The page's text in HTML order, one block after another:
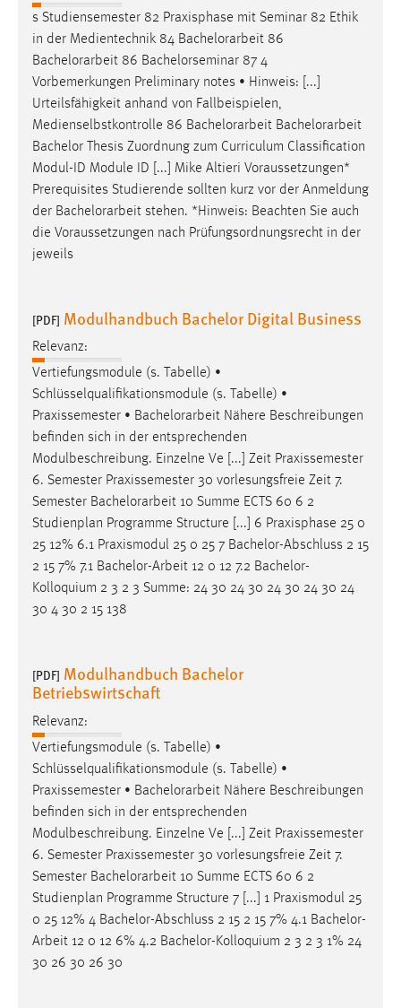
s Studiensemester 82 Praxisphase mit Seminar 82 Ethik
in der Medientechnik 84 Bachelorarbeit 86
Bachelorarbeit 86 Bachelorseminar 87 4
Vorbemerkungen Preliminary notes • Hinweis: [...]
Urteilsfähigkeit anhand von Fallbeispielen,
Medienselbstkontrolle 86 Bachelorarbeit Bachelorarbeit
Bachelor Thesis Zuordnung zum Curriculum Classification
Modul-ID Module ID [...] Mike Altieri Voraussetzungen*
Prerequisites Studierende sollten kurz vor der Anmeldung
der Bachelorarbeit stehen. *Hinweis: Beachten Sie auch
die Voraussetzungen nach Prüfungsordnungsrecht in der
jeweils
[PDF] Modulhandbuch Bachelor Digital Business
Relevanz:
Vertiefungsmodule (s. Tabelle) •
Schlüsselqualifikationsmodule (s. Tabelle) •
Praxissemester • Bachelorarbeit Nähere Beschreibungen
befinden sich in der entsprechenden
Modulbeschreibung. Einzelne Ve [...] Zeit Praxissemester
6. Semester Praxissemester 30 vorlesungsfreie Zeit 7.
Semester Bachelorarbeit 10 Summe ECTS 60 6 2
Studienplan Programme Structure [...] 6 Praxisphase 25 0
25 12% 6.1 Praxismodul 25 0 25 7 Bachelor-Abschluss 2 15
2 15 7% 7.1 Bachelor-Arbeit 12 0 12 7.2 Bachelor-
Kolloquium 2 3 2 3 Summe: 24 30 24 30 24 30 24 30 24
30 4 30 2 15 138
[PDF] Modulhandbuch Bachelor
Betriebswirtschaft
Relevanz:
Vertiefungsmodule (s. Tabelle) •
Schlüsselqualifikationsmodule (s. Tabelle) •
Praxissemester • Bachelorarbeit Nähere Beschreibungen
befinden sich in der entsprechenden
Modulbeschreibung. Einzelne Ve [...] Zeit Praxissemester
6. Semester Praxissemester 30 vorlesungsfreie Zeit 7.
Semester Bachelorarbeit 10 Summe ECTS 60 6 2
Studienplan Programme Structure 7 [...] 1 Praxismodul 25
0 25 12% 4 Bachelor-Abschluss 2 15 2 15 7% 4.1 Bachelor-
Arbeit 12 0 12 6% 4.2 Bachelor-Kolloquium 2 3 2 3 1% 24
30 26 30 26 30